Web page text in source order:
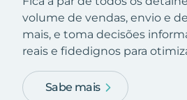
volume de vendas, envio e
mais, e toma decisões
reais e fidedignos para
Sabe mais